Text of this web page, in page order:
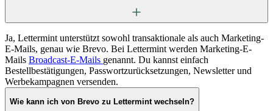
Ja, Lettermint unterstützt sowohl transaktionale als auch Marketing-
E-Mails, genau wie Brevo. Bei Lettermint werden Marketing-E-
Mails Broadcast-E-Mails genannt. Du kannst einfach
Bestellbestätigungen, Passwortzurücksetzungen, Newsletter und
Werbekampagnen versenden.
Wie kann ich von Brevo zu Lettermint wechseln?